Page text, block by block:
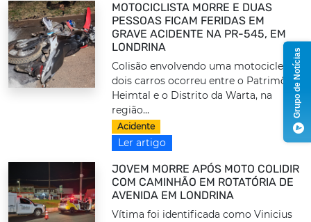
MOTOCICLISTA MORRE E DUAS
PESSOAS FICAM FERIDAS EM
GRAVE ACIDENTE NA PR-545, EM
LONDRINA
Colisão envolvendo uma motocicleta e
dois carros ocorreu entre o Patrimônio
Heimtal e o Distrito da Warta, na
região...
Acidente
Ler artigo
JOVEM MORRE APÓS MOTO COLIDIR
COM CAMINHÃO EM ROTATÓRIA DE
AVENIDA EM LONDRINA
Vítima foi identificada como Vinicius
Grupo de Notícias